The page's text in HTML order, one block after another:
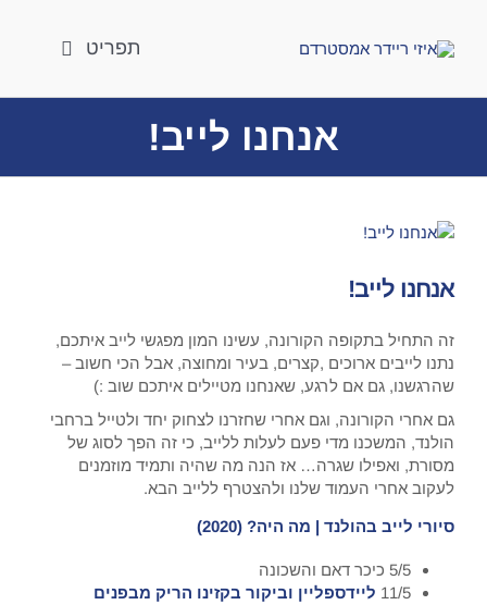
תפריט
לארגונים וחברות
לוח טיולים
חבילת טיולים
הסעות
אודות
אנחנו לייב!
צפה
אנחנו לייב!
זה התחיל בתקופה הקורונה, עשינו המון מפגשי לייב איתכם,
נתנו לייבים ארוכים ,קצרים, בעיר ומחוצה, אבל הכי חשוב –
שהרגשנו, גם אם לרגע, שאנחנו מטיילים איתכם שוב :)
גם אחרי הקורונה, וגם אחרי שחזרנו לצחוק יחד ולטייל ברחבי
הולנד, המשכנו מדי פעם לעלות ללייב, כי זה הפך לסוג של
מסורת, ואפילו שגרה… אז הנה מה שהיה ותמיד מוזמנים
לעקוב אחרי העמוד שלנו ולהצטרף ללייב הבא.
סיורי לייב בהולנד | מה היה? (2020)
5/5 כיכר דאם והשכונה
11/5 ליידספליין וביקור בקזינו הריק מבפנים